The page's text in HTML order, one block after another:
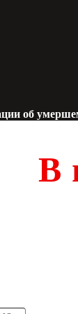
об
В